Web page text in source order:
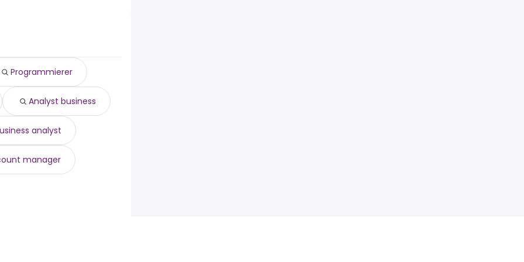
Programmierer
Analyst business
analyst
manager